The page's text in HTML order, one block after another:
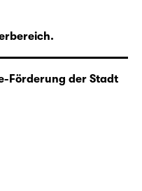
Förderung der Stadt